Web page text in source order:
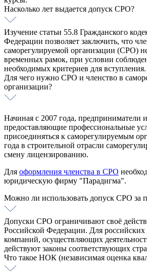
Насколько лет выдается допуск СРО?
Изучение статьи 55.8 Гражданского
Федерации позволяет заключить, что
саморегулируемой организации (СРО)
временных рамок, при условии
необходимых критериев для вступления.
Для чего нужно СРО и членство в
организации?
Начиная с 2007 года, предприниматели
предоставляющие профессиональные
присоединяться к саморегулируемым
года в строительной отрасли
смену лицензированию.
Для оформления членства в СРО
юридическую фирму "Парадигма".
Можно ли использовать допуск СРО за
Допуски СРО ограничивают своё
Российской Федерации. Для российских
компаний, осуществляющих
действуют законы соответствующих
Что такое НОК (независимая оценка